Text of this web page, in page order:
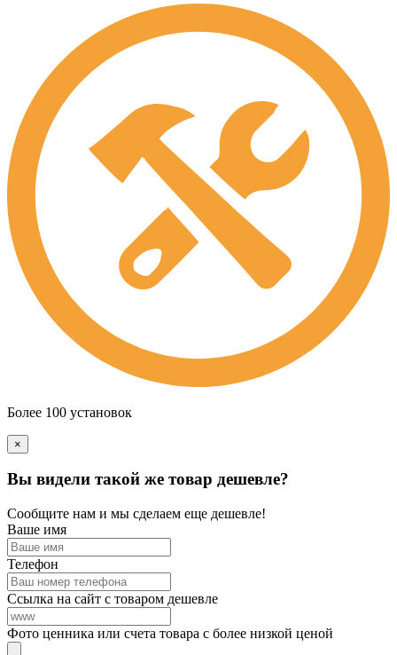
Более 100 установок
×
Вы видели такой же товар дешевле?
Сообщите нам и мы сделаем еще дешевле!
Ваше имя
Телефон
Ссылка на сайт с товаром дешевле
Фото ценника или счета товара с более низкой ценой